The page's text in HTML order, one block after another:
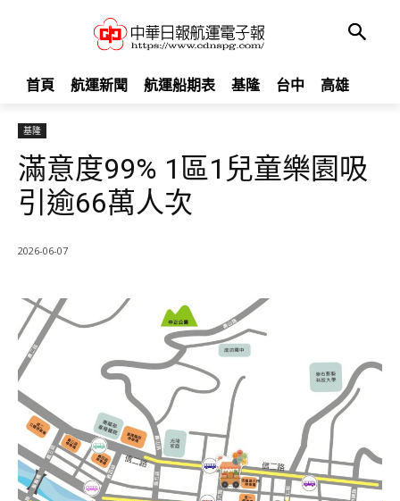
首頁 航運新聞 航運船期表 基隆 台中 高雄
基隆
滿意度99% 1區1兒童樂園吸
引逾66萬人次
2026-06-07